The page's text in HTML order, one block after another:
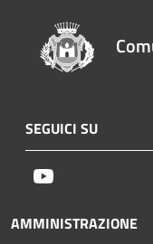
SEGUICI SU
AMMINISTRAZIONE